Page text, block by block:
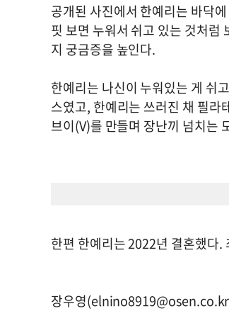
공개된 사진에서 한예리는 바닥
핏 보면 누워서 쉬고 있는 것처럼
지 궁금증을 높인다.
한예리는 나신이 누워있는 게 쉬
스였고, 한예리는 쓰러진 채 필라
브이(V)를 만들며 장난끼 넘치는
한편 한예리는 2022년 결혼했다.
장우영(elnino8919@osen.co.kr